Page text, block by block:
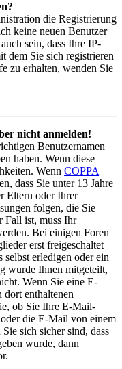
die Registrierung
keine neuen Benutzer
sein, dass Ihre IP-
dem Sie sich registrieren
zu erhalten, wenden Sie
nicht anmelden!
Benutzernamen
haben. Wenn diese
Wenn COPPA
dass Sie unter 13 Jahre
Eltern oder Ihrer
folgen, die Sie
Fall ist, muss Ihr
Bei einigen Foren
erst freigeschaltet
selbst erledigen oder ein
wurde Ihnen mitgeteilt,
Wenn Sie eine E-
dort enthaltenen
ob Sie Ihre E-Mail-
die E-Mail von einem
sich sicher sind, dass
wurde, dann